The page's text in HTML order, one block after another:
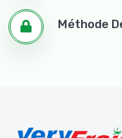
Méthode